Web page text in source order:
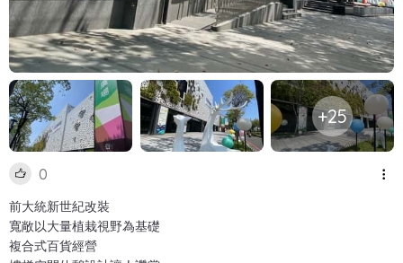
+25
0
前大統新世紀改裝
寬敞以大量植栽視野為基礎
複合式百貨經營